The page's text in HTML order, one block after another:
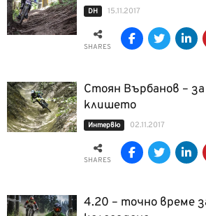
DH 15.11.2017
SHARES
Стоян Върбанов –
клишето
Интервю 02.11.2017
SHARES
4.20 – точно време